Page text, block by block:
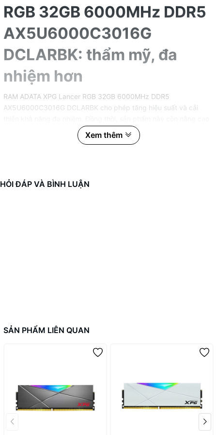
RGB 32GB 6000MHz DDR5
AX5U6000C3016G
DCLARBK: thẩm mỹ, đa
nhiệm hơn
RAM ADATA XPG Lancer RGB 32GB 6000MHz DDR5
AX5U6000C3016G DCLARBK cho phép tăng hiệu suất và cải
vẻ thẩm mỹ cho hệ thống PC của bạn nhờ bộ tản nhiệt nhôm kèm
dải LED RGB sống động.
mẽ
3.0
XPG Lancer RGB 32GB 6000MHz DDR5 hỗ trợ Intel XMP 3.0 và
AMD EXPO cho khả năng ép xung lên tần số tối đa trên sản phẩm
cùng quy trình kiểm tra kỹ lượng, sản phẩm này sẽ cung cấp hiệu
suất cao và khả năng ép xung đáng kinh ngạc.
Xem thêm
HỎI ĐÁP VÀ BÌNH LUẬN
SẢN PHẨM LIÊN QUAN